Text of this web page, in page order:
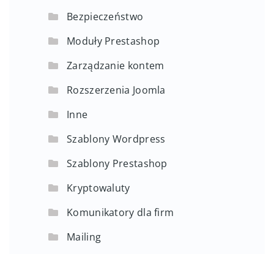
Bezpieczeństwo
Moduły Prestashop
Zarządzanie kontem
Rozszerzenia Joomla
Inne
Szablony Wordpress
Szablony Prestashop
Kryptowaluty
Komunikatory dla firm
Mailing